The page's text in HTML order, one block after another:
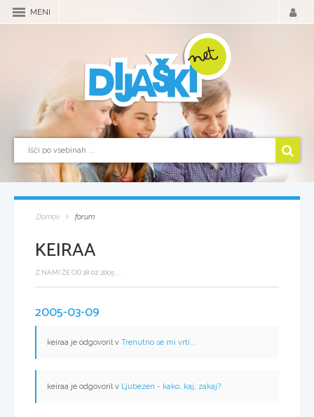
MENI
Domov forum
KEIRAA
Z NAMI ŽE OD 18.02.2005 ...
2005-03-09
keiraa je odgovoril v Trenutno se mi vrti...
keiraa je odgovoril v Ljubezen - kako, kaj, zakaj?